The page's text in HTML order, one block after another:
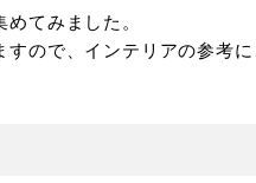
てみました。
ので、インテリアの参考に